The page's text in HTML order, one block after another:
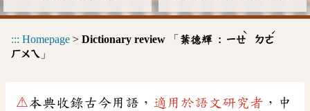
::: Homepage > Dictionary review 「 葉德輝 : ㄧㄝ
ˋ
ㄉㄜ
ˊ
ㄏㄨㄟ 」
⚠本典收錄古今用語， 適用於語文研究者 ，中